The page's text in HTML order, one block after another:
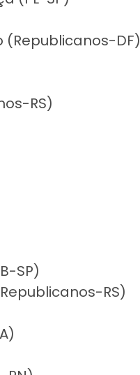
(Republicanos-DF)
RS)
SP)
RS)